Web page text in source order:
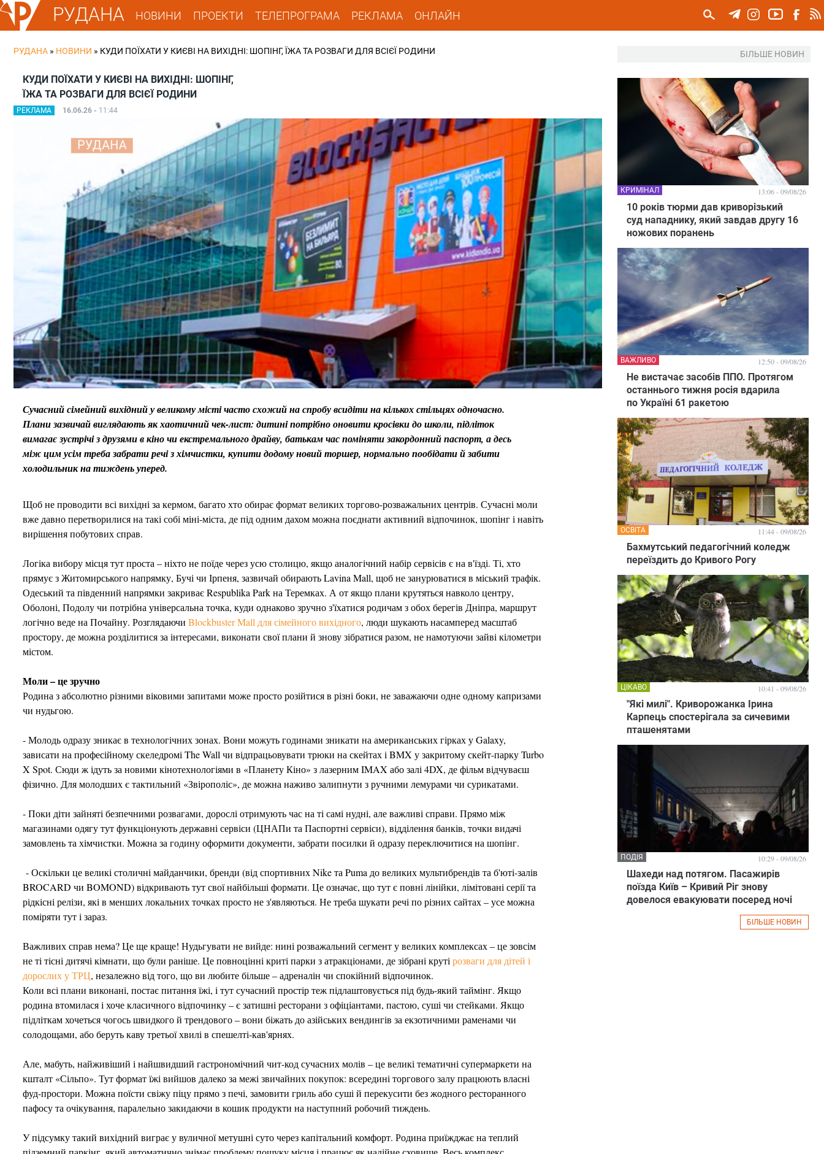
РУДАНА НОВИНИ ПРОЕКТИ ТЕЛЕПРОГРАМА РЕКЛАМА ОНЛАЙН
РУДАНА » НОВИНИ » КУДИ ПОЇХАТИ У КИЄВІ НА ВИХІДНІ: ШОПІНГ, ЇЖА ТА РОЗВАГИ ДЛЯ ВСІЄЇ РОДИНИ
КУДИ ПОЇХАТИ У КИЄВІ НА ВИХІДНІ: ШОПІНГ,
ЇЖА ТА РОЗВАГИ ДЛЯ ВСІЄЇ РОДИНИ
РЕКЛАМА 16.06.26 - 11:44
Сучасний сімейний вихідний у великому місті часто схожий на спробу всидіти на кількох стільцях одночасно.
Плани зазвичай виглядають як хаотичний чек-лист: дитині потрібно оновити кросівки до школи, підліток
вимагає зустрічі з друзями в кіно чи екстремального драйву, батькам час поміняти закордонний паспорт, а десь
між цим усім треба забрати речі з хімчистки, купити додому новий торшер, нормально пообідати й забити
холодильник на тиждень уперед.
Щоб не проводити всі вихідні за кермом, багато хто обирає формат великих торгово-розважальних центрів. Сучасні моли
вже давно перетворилися на такі собі міні-міста, де під одним дахом можна поєднати активний відпочинок, шопінг і навіть
вирішення побутових справ.
Логіка вибору місця тут проста – ніхто не поїде через усю столицю, якщо аналогічний набір сервісів є на в'їзді. Ті, хто
прямує з Житомирського напрямку, Бучі чи Ірпеня, зазвичай обирають Lavina Mall, щоб не занурюватися в міський трафік.
Одеський та південний напрямки закриває Respublika Park на Теремках. А от якщо плани крутяться навколо центру,
Оболоні, Подолу чи потрібна універсальна точка, куди однаково зручно з'їхатися родичам з обох берегів Дніпра, маршрут
логічно веде на Почайну. Розглядаючи Blockbuster Mall для сімейного вихідного, люди шукають насамперед масштаб
простору, де можна розділитися за інтересами, виконати свої плани й знову зібратися разом, не намотуючи зайві кілометри
містом.
Моли – це зручно
Родина з абсолютно різними віковими запитами може просто розійтися в різні боки, не заважаючи одне одному капризами
чи нудьгою.
- Молодь одразу зникає в технологічних зонах. Вони можуть годинами зникати на американських гірках у Galaxy,
зависати на професійному скеледромі The Wall чи відпрацьовувати трюки на скейтах і BMX у закритому скейт-парку Turbo
X Spot. Сюди ж ідуть за новими кінотехнологіями в «Планету Кіно» з лазерним IMAX або залі 4DX, де фільм відчуваєш
фізично. Для молодших є тактильний «Звірополіс», де можна наживо залипнути з ручними лемурами чи сурикатами.
- Поки діти зайняті безпечними розвагами, дорослі отримують час на ті самі нудні, але важливі справи. Прямо між
магазинами одягу тут функціонують державні сервіси (ЦНАПи та Паспортні сервіси), відділення банків, точки видачі
замовлень та хімчистки. Можна за годину оформити документи, забрати посилки й одразу переключитися на шопінг.
- Оскільки це великі столичні майданчики, бренди (від спортивних Nike та Puma до великих мультибрендів та б'юті-залів
BROCARD чи BOMOND) відкривають тут свої найбільші формати. Це означає, що тут є повні лінійки, лімітовані серії та
рідкісні релізи, які в менших локальних точках просто не з'являються. Не треба шукати речі по різних сайтах – усе можна
поміряти тут і зараз.
Важливих справ нема? Це ще краще! Нудьгувати не вийде: нині розважальний сегмент у великих комплексах – це зовсім
не ті тісні дитячі кімнати, що були раніше. Це повноцінні криті парки з атракціонами, де зібрані круті розваги для дітей і
дорослих у ТРЦ, незалежно від того, що ви любите більше – адреналін чи спокійний відпочинок.
Коли всі плани виконані, постає питання їжі, і тут сучасний простір теж підлаштовується під будь-який таймінг. Якщо
родина втомилася і хоче класичного відпочинку – є затишні ресторани з офіціантами, пастою, суші чи стейками. Якщо
підліткам хочеться чогось швидкого й трендового – вони біжать до азійських вендингів за екзотичними раменами чи
солодощами, або беруть каву третьої хвилі в спешелті-кав'ярнях.
Але, мабуть, найживіший і найшвидший гастрономічний чит-код сучасних молів – це великі тематичні супермаркети на
кшталт «Сільпо». Тут формат їжі вийшов далеко за межі звичайних покупок: всередині торгового залу працюють власні
фуд-простори. Можна поїсти свіжу піцу прямо з печі, замовити гриль або суші й перекусити без жодного ресторанного
пафосу та очікування, паралельно закидаючи в кошик продукти на наступний робочий тиждень.
У підсумку такий вихідний виграє у вуличної метушні суто через капітальний комфорт. Родина приїжджає на теплий
БІЛЬШЕ НОВИН
10 років тюрми дав криворізький
суд нападнику, який завдав другу 16
ножових поранень
КРИМІНАЛ 13:06 - 09/08/26
Не вистачає засобів ППО. Протягом
останнього тижня росія вдарила
по Україні 61 ракетою
ВАЖЛИВО 12:50 - 09/08/26
Бахмутський педагогічний коледж
переїздить до Кривого Рогу
ОСВІТА 11:44 - 09/08/26
"Які милі". Криворожанка Ірина
Карпець спостерігала за сичевими
пташенятами
ЦІКАВО 10:41 - 09/08/26
Шахеди над потягом. Пасажирів
поїзда Київ – Кривий Ріг знову
довелося евакуювати посеред ночі
ПОДІЯ 10:29 - 09/08/26
БІЛЬШЕ НОВИН